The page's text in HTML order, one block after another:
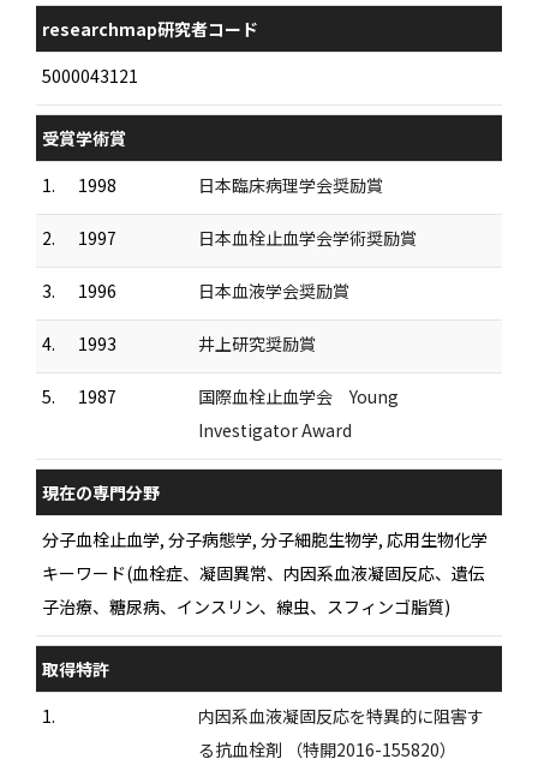
researchmap研究者コード
5000043121
受賞学術賞
1.
1998 日本臨床病理学会奨励賞
2. 1997 日本血栓止血学会学術奨励賞
3. 1996 日本血液学会奨励賞
4. 1993 井上研究奨励賞
5. 1987
国際血栓止血学会 Young
Investigator Award
現在の専門分野
分子血栓止血学, 分子病態学, 分子細胞生物学, 応用生物化学
キーワード(血栓症、凝固異常、内因系血液凝固反応、遺伝
子治療、糖尿病、インスリン、線虫、スフィンゴ脂質)
取得特許
1.
内因系血液凝固反応を特異的に阻害す
る抗血栓剤 （特開2016-155820）